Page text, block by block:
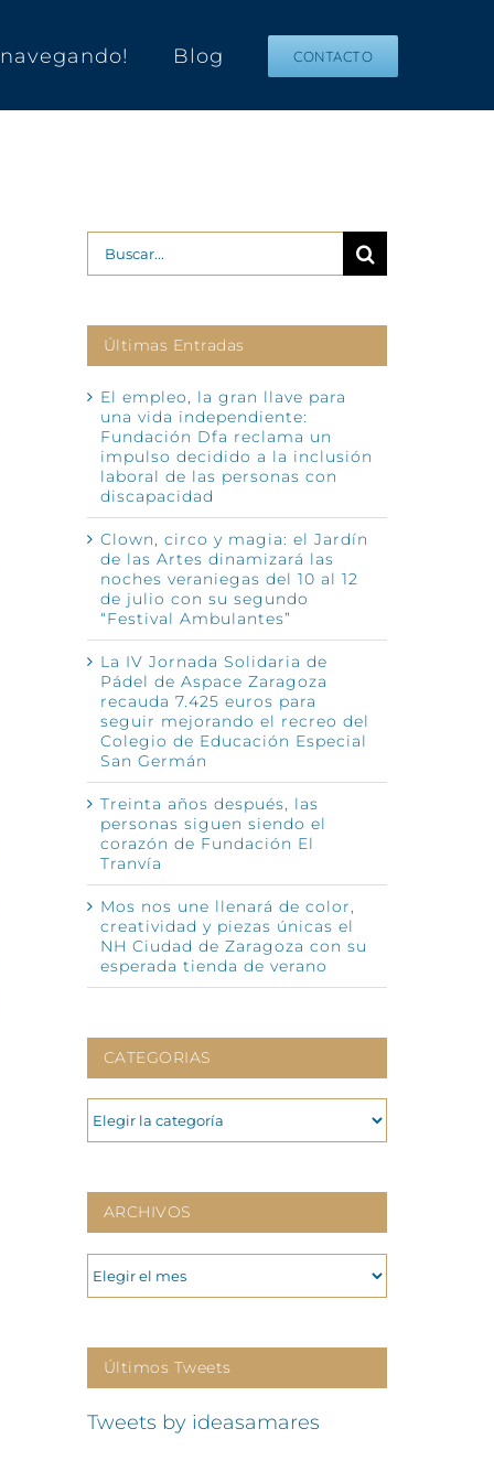
navegando! Blog CONTACTO
Buscar:
Últimas Entradas
El empleo, la gran llave para
una vida independiente:
Fundación Dfa reclama un
impulso decidido a la inclusión
laboral de las personas con
discapacidad
Clown, circo y magia: el Jardín
de las Artes dinamizará las
noches veraniegas del 10 al 12
de julio con su segundo
“Festival Ambulantes”
La IV Jornada Solidaria de
Pádel de Aspace Zaragoza
recauda 7.425 euros para
seguir mejorando el recreo del
Colegio de Educación Especial
San Germán
Treinta años después, las
personas siguen siendo el
corazón de Fundación El
Tranvía
Mos nos une llenará de color,
creatividad y piezas únicas el
NH Ciudad de Zaragoza con su
esperada tienda de verano
CATEGORIAS
CATEGORIAS
ARCHIVOS
ARCHIVOS
Últimos Tweets
Tweets by ideasamares